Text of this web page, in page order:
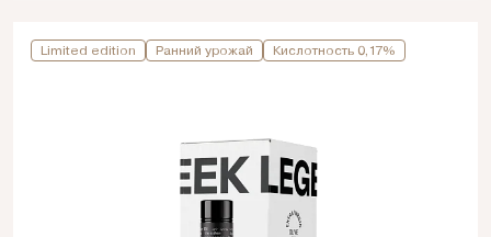
Limited edition Ранний урожай Кислотность 0,17%